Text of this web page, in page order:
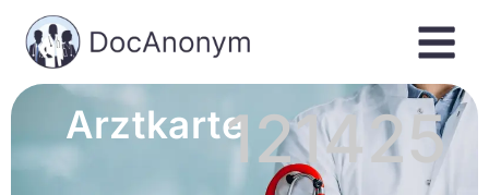
Arztkarte121425